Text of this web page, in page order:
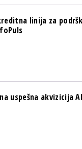
linija za
uspešna akvizicija